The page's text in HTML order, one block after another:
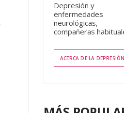
Depresión y
enfermedades
neurológicas,
compañeras
ACERCA DE LA DEPRESIÓN